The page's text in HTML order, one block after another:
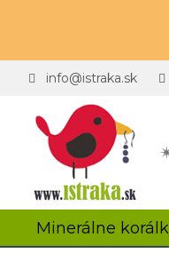
info@istraka.sk
Minerálne